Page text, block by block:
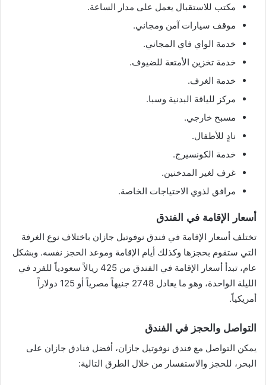
مكتب للاستقبال يعمل على مدار الساعة.
موقف سيارات آمن ومجاني.
خدمة الواي فاي المجاني.
خدمة تخزين الأمتعة للضيوف.
خدمة الغرف.
مركز للياقة البدنية وسبا.
مسبح خارجي.
نادٍ للأطفال.
خدمة الكونسيرج.
غرف لغير المدخنين.
مرافق لذوي الاحتياجات الخاصة.
أسعار الإقامة في الفندق
تختلف أسعار الإقامة في فندق نوفوتيل جازان باختلاف نوع الغرفة
التي ستقوم بحجزها وكذلك أيام الإقامة وموعد الحجز نفسه. وبشكل
عام، تبدأ أسعار الإقامة في الفندق من 425 ريالاً سعودياً للفرد في
الليلة الواحدة، وهو ما يعادل 2748 جنيهاً مصرياً أو 125 دولاراً
أمريكياً.
التواصل والحجز في الفندق
يمكن التواصل مع فندق نوفوتيل جازان، أفضل فنادق جازان على
البحر، للحجز والاستفسار من خلال الطرق التالية: